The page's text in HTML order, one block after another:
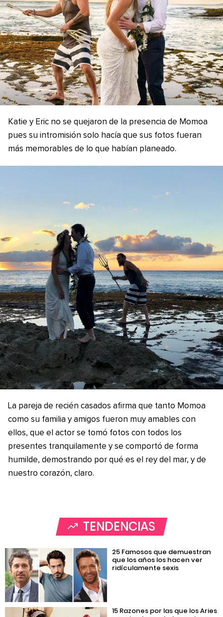
Katie y Eric no se quejaron de la presencia de Momoa
pues su intromisión solo hacía que sus fotos fueran
más memorables de lo que habían planeado.
La pareja de recién casados afirma que tanto Momoa
como su familia y amigos fueron muy amables con
ellos, que el actor se tomó fotos con todos los
presentes tranquilamente y se comportó de forma
humilde, demostrando por qué es el rey del mar, y de
nuestro corazón, claro.
TENDENCIAS
25 Famosos que demuestran
que los años los hacen ver
ridículamente sexis
15 Razones por las que los Aries